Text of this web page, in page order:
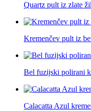
Quartz pult iz zlate
Kremenčev pult iz
Bel fuzijski polirani
Calacatta Azul